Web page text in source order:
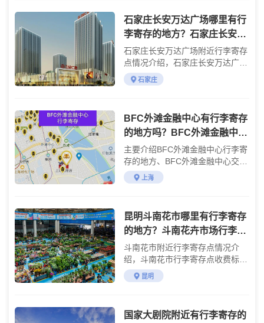
石家庄长安万达广场哪里有行
李寄存的地方？石家庄长安万
达广场行李寄存怎么收费？
石家庄长安万达广场附近行李寄存
点情况介绍，石家庄长安万达广场
行李寄存点收费标准介绍
石家庄
BFC外滩金融中心有行李寄存
的地方吗？BFC外滩金融中心
交通攻略
主要介绍BFC外滩金融中心行李寄
存的地方、BFC外滩金融中心交通
攻略
上海
昆明斗南花市哪里有行李寄存
的地方？斗南花卉市场行李寄
存怎么收费？
斗南花市附近行李寄存点情况介
绍，斗南花市行李寄存点收费标准
介绍
昆明
国家大剧院附近有行李寄存的